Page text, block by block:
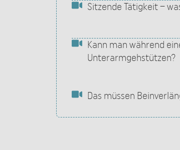
Sitzende Tätigkeit –
Kann man während
Unterarmgehstützen?
Das müssen